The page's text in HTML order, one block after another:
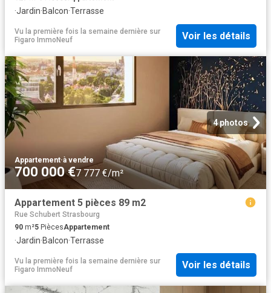
·Jardin·Balcon·Terrasse
Vu la première fois la semaine dernière sur
Figaro ImmoNeuf
Voir les détails
4 photos
Appartement·à vendre
700 000 €7 777 €/m²
Appartement 5 pièces 89 m2
Rue Schubert Strasbourg
90 m²5 PiècesAppartement
·Jardin·Balcon·Terrasse
Vu la première fois la semaine dernière sur
Figaro ImmoNeuf
Voir les détails